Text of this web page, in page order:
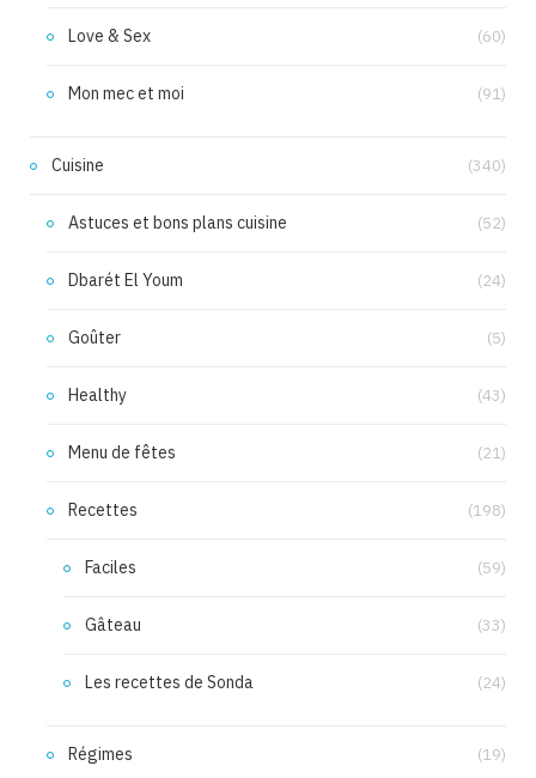
Love & Sex (60)
Mon mec et moi (91)
Cuisine (340)
Astuces et bons plans cuisine (52)
Dbarét El Youm (24)
Goûter (5)
Healthy (43)
Menu de fêtes (21)
Recettes (198)
Faciles (59)
Gâteau (33)
Les recettes de Sonda (24)
Régimes (19)